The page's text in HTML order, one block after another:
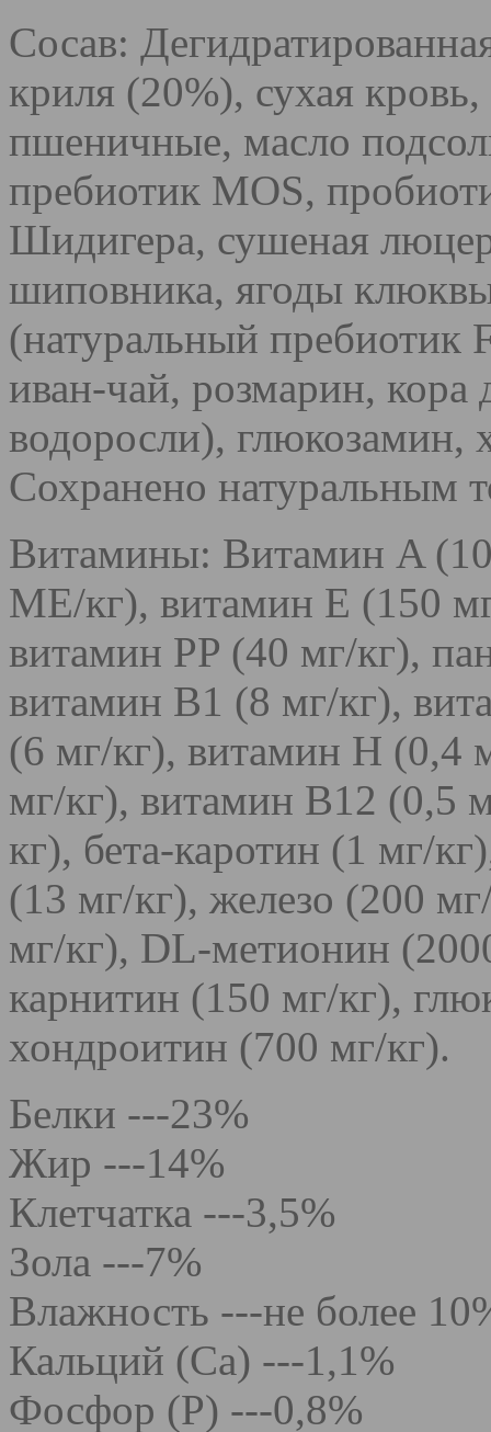
Сосав:
криля (20%), сухая
пшеничные, масло
пребиотик МОS,
Шидигера, сушеная
шиповника, ягоды
(натуральный пребиотик
иван-чай, розмарин,
водоросли),
Сохранено натуральным
Витамины: Витамин A
МЕ/кг), витамин E (150
витамин PP (40 мг/кг),
витамин B1 (8 мг/кг),
(6 мг/кг), витамин Н (0,4
мг/кг), витамин B12 (0,5
кг), бета-каротин (1 мг/
(13 мг/кг), железо (200
мг/кг), DL-метионин
карнитин (150 мг/кг),
хондроитин (700 мг/кг).
Белки ---23%
Жир ---14%
Клетчатка ---3,5%
Зола ---7%
Влажность ---не более
Кальций (Са) ---1,1%
Фосфор (Р) ---0,8%